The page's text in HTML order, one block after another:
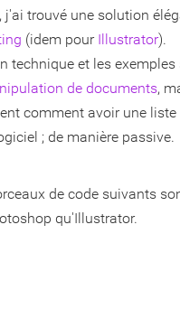
j'ai trouvé une solution
(idem pour Illustrator).
technique et les exemples
de documents,
comment avoir une
; de manière passive.
de code suivants
qu'Illustrator.